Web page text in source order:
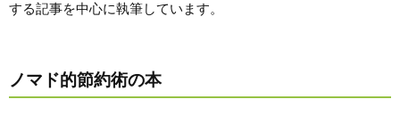
する記事を中心に執筆しています。
ノマド的節約術の本